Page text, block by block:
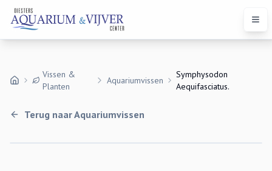
Vissen &
Planten
Aquariumvissen
Symphysodon
Aequifasciatus.
Terug naarAquariumvissen